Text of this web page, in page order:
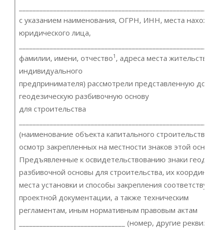
с указанием наименования, ОГРН, ИНН, места
юридического лица,
фамилии, имени, отчество1 , адреса места
индивидуального
предпринимателя) рассмотрели представленную
геодезическую разбивочную основу
для строительства
(наименование объекта капитального строительства)
осмотр закрепленных на местности знаков этой
Предъявленные к освидетельствованию знаки
разбивочной основы для строительства, их
места установки и способы закрепления
проектной документации, а также техническим
регламентам, иным нормативным правовым актам
_______________________________ (номер, другие